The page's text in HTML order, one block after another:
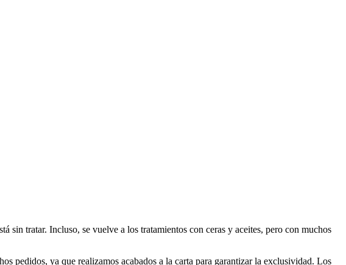
sin tratar. Incluso, se vuelve a los tratamientos con ceras y aceites, pero con muchos
pedidos, ya que realizamos acabados a la carta para garantizar la exclusividad. Los